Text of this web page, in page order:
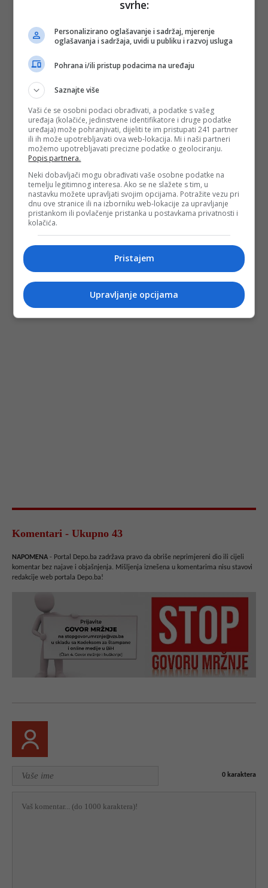
Komentari - Ukupno 43
NAPOMENA - Portal Depo.ba zadržava pravo da obriše neprimjereni dio ili cijeli
komentar bez najave i objašnjenja. Mišljenja iznešena u komentarima nisu stavovi
redakcije web portala Depo.ba!
0 karaktera
svrhe:
Personalizirano oglašavanje i sadržaj, mjerenje
oglašavanja i sadržaja, uvidi u publiku i razvoj usluga
Pohrana i/ili pristup podacima na uređaju
Saznajte više
Vaši će se osobni podaci obrađivati, a podatke s vašeg
uređaja (kolačiće, jedinstvene identifikatore i druge podatke
uređaja) može pohranjivati, dijeliti te im pristupati 241 partner
ili ih može upotrebljavati ova web-lokacija. Mi i naši partneri
možemo upotrebljavati precizne podatke o geolociranju.
Popis partnera.
Neki dobavljači mogu obrađivati vaše osobne podatke na
temelju legitimnog interesa. Ako se ne slažete s tim, u
nastavku možete upravljati svojim opcijama. Potražite vezu pri
dnu ove stranice ili na izborniku web-lokacije za upravljanje
pristankom ili povlačenje pristanka u postavkama privatnosti i
kolačića.
Pristajem
Upravljanje opcijama